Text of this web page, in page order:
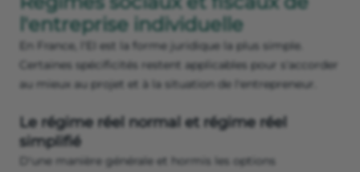
l'entreprise individuelle
En France, l'EI est la forme juridique la plus simple.
Certaines spécificités restent applicables pour s'accorder
au mieux au projet et à la situation de l'entrepreneur.
Le régime réel normal et régime réel
simplifié
D'une manière générale et hormis les options